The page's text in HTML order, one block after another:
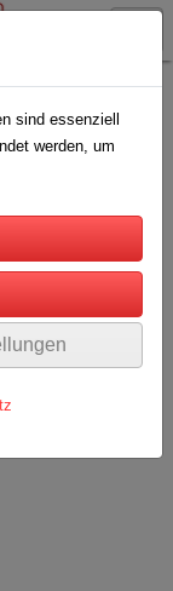
sind essenziell
werden, um